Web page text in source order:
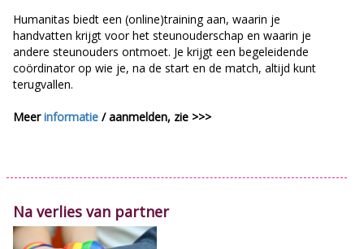
Humanitas biedt een (online)training aan, waarin je
handvatten krijgt voor het steunouderschap en waarin je
andere steunouders ontmoet. Je krijgt een begeleidende
coördinator op wie je, na de start en de match, altijd kunt
terugvallen.
Meerinformatie / aanmelden, zie >>>
Na verlies van partner